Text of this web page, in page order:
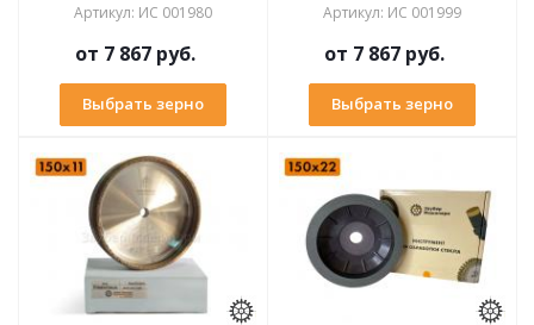
Артикул: ИС 001980
от 7 867 руб.
Выбрать зерно
Артикул: ИС 001999
от 7 867 руб.
Выбрать зерно